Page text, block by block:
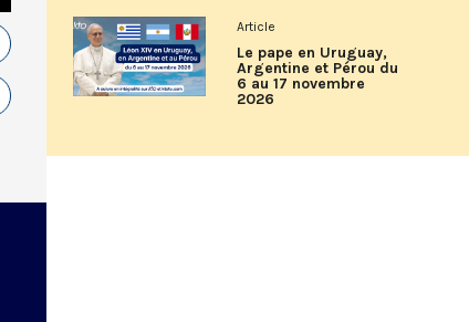
Article
Le pape en Uruguay,
Argentine et Pérou du
6 au 17 novembre
2026